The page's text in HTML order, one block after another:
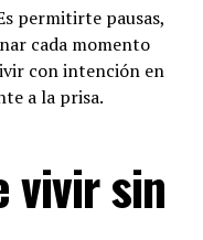
permitirte pausas,
cada momento
con intención en
a la prisa.
vivir sin